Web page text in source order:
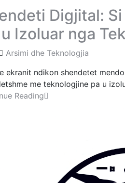
Digjital:
Izoluar nga
Arsimi dhe Teknologjia
ekranit ndikon shendetet
me teknologjine pa u
Reading